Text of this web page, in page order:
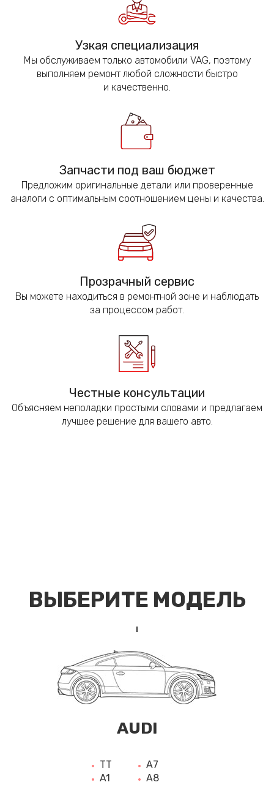
Узкая специализация
Мы обслуживаем только автомобили VAG, поэтому
выполняем ремонт любой сложности быстро
и качественно.
Запчасти под ваш бюджет
Предложим оригинальные детали или проверенные
аналоги с оптимальным соотношением цены и качества.
Прозрачный сервис
Вы можете находиться в ремонтной зоне и наблюдать
за процессом работ.
Честные консультации
Объясняем неполадки простыми словами и предлагаем
лучшее решение для вашего авто.
ВЫБЕРИТЕ МОДЕЛЬ
AUDI
TT
A1
A7
A8